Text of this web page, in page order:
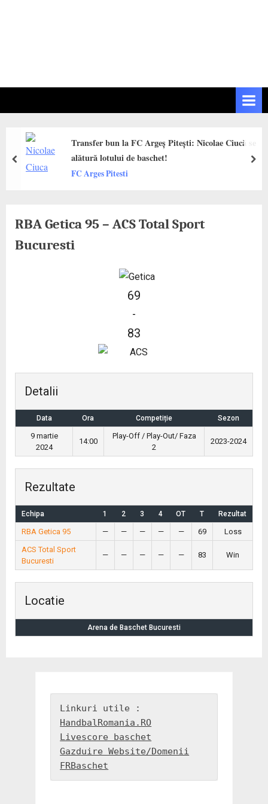
Transfer bun la FC Argeș Pitești: Nicolae Ciucă se
alătură lotului de baschet!
FC Arges Pitesti
prev next
RBA Getica 95 – ACS Total Sport
Bucuresti
69
-
83
Detalii
Data Ora Competiție Sezon
9 martie
2024
14:00
Play-Off / Play-Out/ Faza
2
2023-2024
Rezultate
Echipa 1 2 3 4 OT T Rezultat
RBA Getica 95 — — — — — 69
Loss
ACS Total Sport
Bucuresti
— — — — — 83 Win
Locatie
Arena de Baschet Bucuresti
HandbalRomania.RO
Livescore baschet
Gazduire Website/Domenii
FRBaschet